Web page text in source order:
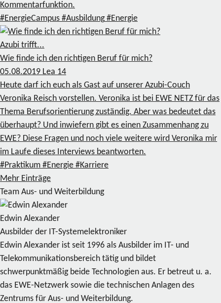
Kommentarfunktion.
#EnergieCampus #Ausbildung #Energie
Azubi trifft...
Wie finde ich den richtigen Beruf für mich?
05.08.2019 Lea 14
Heute darf ich euch als Gast auf unserer Azubi-Couch
Veronika Reisch vorstellen. Veronika ist bei EWE NETZ für das
Thema Berufsorientierung zuständig. Aber was bedeutet das
überhaupt? Und inwiefern gibt es einen Zusammenhang zu
EWE? Diese Fragen und noch viele weitere wird Veronika mir
im Laufe dieses Interviews beantworten.
#Praktikum #Energie #Karriere
Mehr Einträge
Team Aus- und Weiterbildung
Edwin Alexander
Ausbilder der IT-Systemelektroniker
Edwin Alexander ist seit 1996 als Ausbilder im IT- und
Telekommunikationsbereich tätig und bildet
schwerpunktmäßig beide Technologien aus. Er betreut u. a.
das EWE-Netzwerk sowie die technischen Anlagen des
Zentrums für Aus- und Weiterbildung.